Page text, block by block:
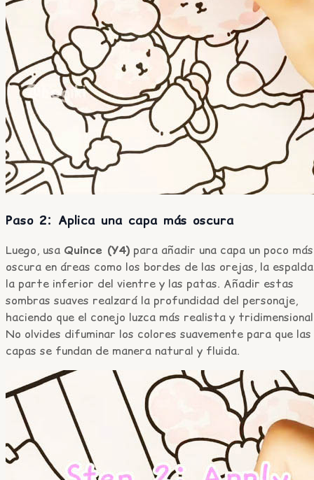
Paso 2: Aplica una capa más oscura
Luego, usa Quince (Y4) para añadir una capa un poco más
oscura en áreas como los bordes de las orejas, la
la parte inferior del vientre y las patas. Añadir estas
sombras suaves realzará la profundidad del personaje,
haciendo que el conejo luzca más realista y
No olvides difuminar los colores suavemente para que las
capas se fundan de manera natural y fluida.